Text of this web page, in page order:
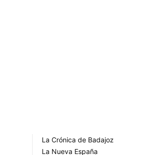
La Crónica de Badajoz
La Nueva España